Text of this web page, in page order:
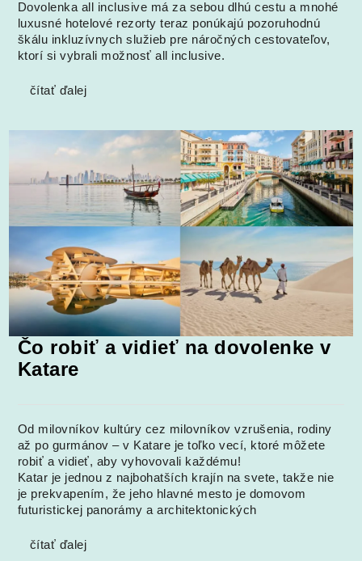
Dovolenka all inclusive má za sebou dlhú cestu a mnohé
luxusné hotelové rezorty teraz ponúkajú pozoruhodnú
škálu inkluzívnych služieb pre náročných cestovateľov,
ktorí si vybrali možnosť all inclusive.
čítať ďalej
Čo robiť a vidieť na dovolenke v
Katare
Od milovníkov kultúry cez milovníkov vzrušenia, rodiny
až po gurmánov – v Katare je toľko vecí, ktoré môžete
robiť a vidieť, aby vyhovovali každému!
Katar je jednou z najbohatších krajín na svete, takže nie
je prekvapením, že jeho hlavné mesto je domovom
futuristickej panorámy a architektonických
čítať ďalej